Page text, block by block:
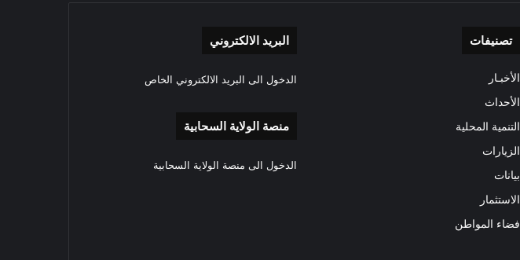
تصنيفات
الأخبـار
الأحداث
التنمية المحلية
الزيارات
بيانات
الاستثمار
فضاء المواطن
البريد الالكتروني
الدخول الى البريد الالكتروني الخاص
منصة الولاية السحابية
الدخول الى منصة الولاية السحابية